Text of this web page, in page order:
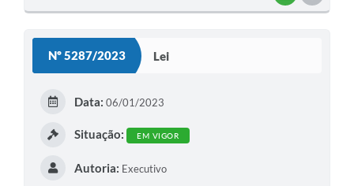
Nº 5287/2023 Lei
Data: 06/01/2023
Situação: EM VIGOR
Autoria: Executivo